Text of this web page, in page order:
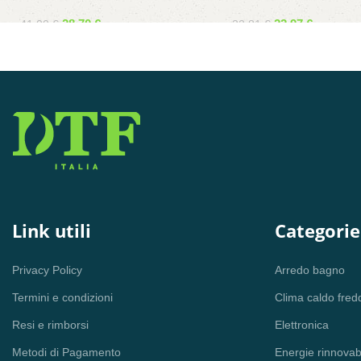
41,00 € 28,70 € 32,81 € 22,97 €
Link utili
Privacy Policy
Termini e condizioni
Resi e rimborsi
Metodi di Pagamento
Categorie
Arredo bagno
Clima caldo
Elettronica
Energie